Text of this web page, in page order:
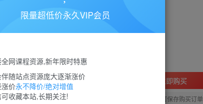
请付费后查看
立即购买
您当前未登录！建议登陆后购买，可保存购买订单
限量超低价永久VIP会员
网课程资源,新年限时特惠
随站点资源庞大逐渐涨价
价永不降价/绝对增值
收藏本站,长期关注!